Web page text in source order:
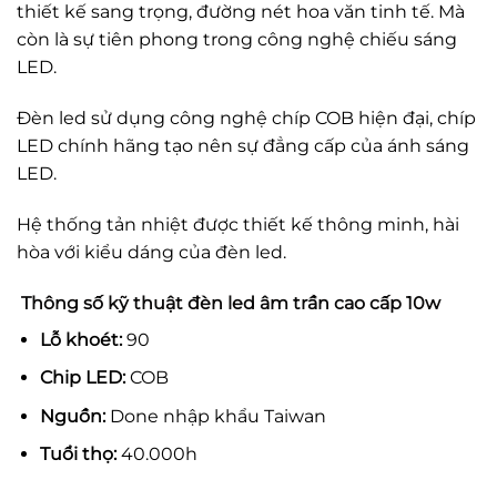
thiết kế sang trọng, đường nét hoa văn tinh tế. Mà
còn là sự tiên phong trong công nghệ chiếu sáng
LED.
Đèn led sử dụng công nghệ chíp COB hiện đại, chíp
LED chính hãng tạo nên sự đẳng cấp của ánh sáng
LED.
Hệ thống tản nhiệt được thiết kế thông minh, hài
hòa với kiểu dáng của đèn led.
Thông số kỹ thuật đèn led âm trần cao cấp 10w
Lỗ khoét:90
Chip LED:COB
Nguồn:Done nhập khẩu Taiwan
Tuổi thọ:40.000h